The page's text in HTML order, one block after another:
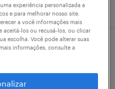
2026
- guararema
experiência personalizada a
e para melhorar nosso site.
a você informações mais
aceitá-los ou recusá-los, ou clicar
escolha. Você pode alterar suas
informações, consulte a